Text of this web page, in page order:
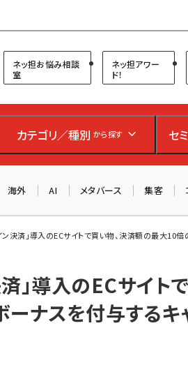
担当者フォーラム
ネッ担お悩み相談
室
ネッ担アワー
ド！
カテゴリ／種別 から探す セ
海外 AI メタバース 集客
ン決済」導入のECサイトで買い物、決済額の最大10
」導入のECサイト
ナスを付与するキ
AIが買い物を代行する時代に打つ
アルペン、オイシックス、元UA責
ミナー（8/26＠東京）【交